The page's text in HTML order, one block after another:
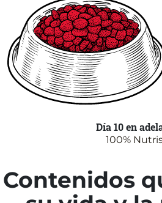
Día 10 en
100%
Contenidos